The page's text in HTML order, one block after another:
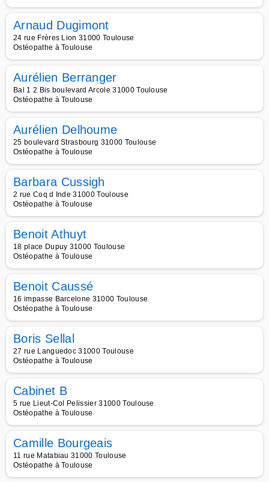
Arnaud Dugimont
24 rue Frères Lion 31000 Toulouse
Ostéopathe à Toulouse
Aurélien Berranger
Bal 1 2 Bis boulevard Arcole 31000 Toulouse
Ostéopathe à Toulouse
Aurélien Delhoume
25 boulevard Strasbourg 31000 Toulouse
Ostéopathe à Toulouse
Barbara Cussigh
2 rue Coq d Inde 31000 Toulouse
Ostéopathe à Toulouse
Benoit Athuyt
18 place Dupuy 31000 Toulouse
Ostéopathe à Toulouse
Benoit Caussé
16 impasse Barcelone 31000 Toulouse
Ostéopathe à Toulouse
Boris Sellal
27 rue Languedoc 31000 Toulouse
Ostéopathe à Toulouse
Cabinet B
5 rue Lieut-Col Pelissier 31000 Toulouse
Ostéopathe à Toulouse
Camille Bourgeais
11 rue Matabiau 31000 Toulouse
Ostéopathe à Toulouse